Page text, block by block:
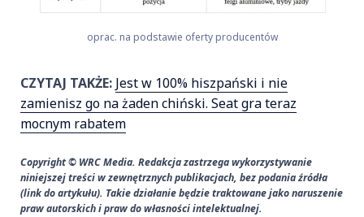
oprac. na podstawie oferty producentów
CZYTAJ TAKŻE: Jest w 100% hiszpański i nie
zamienisz go na żaden chiński. Seat gra teraz
mocnym rabatem
Copyright © WRC Media. Redakcja zastrzega wykorzystywanie
niniejszej treści w zewnętrznych publikacjach, bez podania źródła
(link do artykułu). Takie działanie będzie traktowane jako naruszenie
praw autorskich i praw do własności intelektualnej.